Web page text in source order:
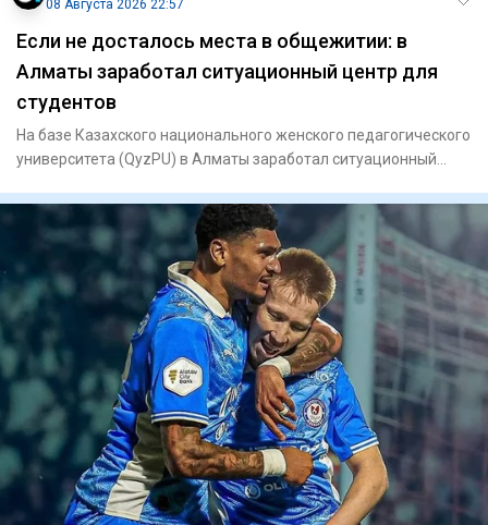
08 Августа 2026 22:57
Если не досталось места в общежитии: в
Алматы заработал ситуационный центр для
студентов
На базе Казахского национального женского педагогического
университета (QyzPU) в Алматы заработал ситуационный